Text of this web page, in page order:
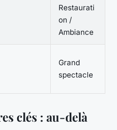
Restaurati
on /
Ambiance
Grand
spectacle
clés : au-delà